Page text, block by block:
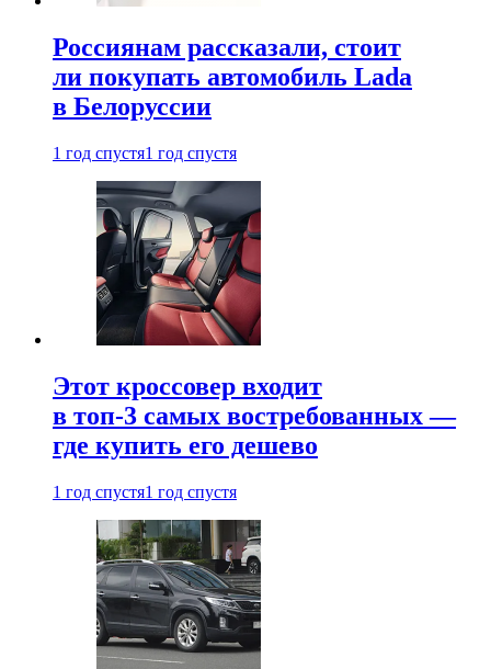
Россиянам рассказали, стоит
ли покупать автомобиль Lada
в Белоруссии
1 год спустя1 год спустя
Этот кроссовер входит
в топ-3 самых востребованных —
где купить его дешево
1 год спустя1 год спустя